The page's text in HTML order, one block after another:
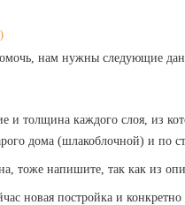
нам нужны следующие
и толщина каждого слоя, из
дома (шлакоблочной) и по
тоже напишите, так как из
новая постройка и